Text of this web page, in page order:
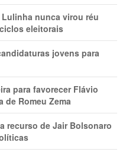
nunca virou réu
eleitorais
jovens para
para favorecer Flávio
de Romeu Zema
recurso de Jair Bolsonaro